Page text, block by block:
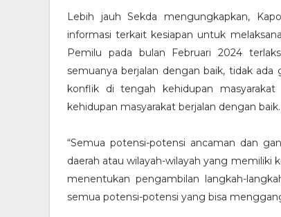
Lebih jauh Sekda mengungkapkan,
informasi terkait kesiapan untuk
Pemilu pada bulan Februari 2024
semuanya berjalan dengan baik, tidak
konflik di tengah kehidupan
kehidupan masyarakat berjalan dengan baik.
“Semua potensi-potensi ancaman dan
daerah atau wilayah-wilayah yang
menentukan pengambilan langkah-
semua potensi-potensi yang bisa